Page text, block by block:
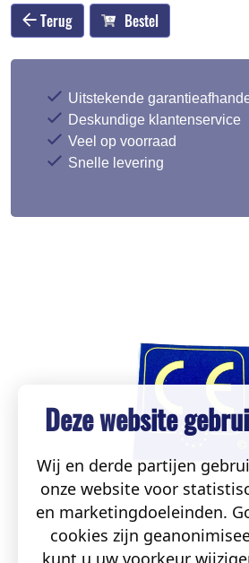
Terug Bestel
Uitstekende
Deskundige klantenservice
Veel op voorraad
Snelle levering
Deze website
Wij en derde partijen
onze website voor
en marketingdoeleinden.
cookies zijn
kunt u uw voorkeur